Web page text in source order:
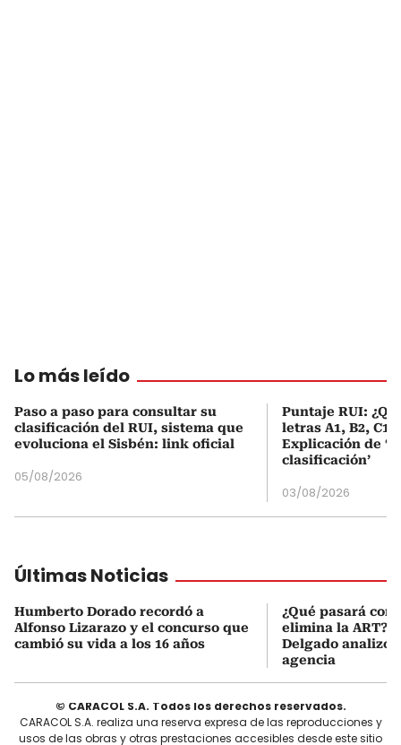
Lo más leído
Paso a paso para consultar su
clasificación del RUI, sistema que
evoluciona el Sisbén: link oficial
05/08/2026
Puntaje RUI:
letras A1, B2, C1
Explicación de
clasificación’
03/08/2026
Últimas Noticias
Humberto Dorado recordó a
Alfonso Lizarazo y el concurso que
cambió su vida a los 16 años
¿Qué pasará con
elimina la ART?
Delgado analizó
agencia
© CARACOL S.A. Todos los derechos reservados.
CARACOL S.A. realiza una reserva expresa de las reproducciones y
usos de las obras y otras prestaciones accesibles desde este sitio